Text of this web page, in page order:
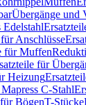
Übergänge und
Anschlüsse
für Muffen
für
Heizung
C-Stahl
BögenT-Stücke